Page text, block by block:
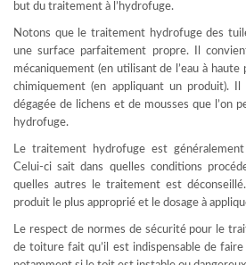
but du traitement à l’hydrofuge.
Notons que le traitement hydrofuge des
une surface parfaitement propre. Il
mécaniquement (en utilisant de l’eau à
chimiquement (en appliquant un produit).
dégagée de lichens et de mousses que l’on
hydrofuge.
Le traitement hydrofuge est
Celui-ci sait dans quelles conditions
quelles autres le traitement est
produit le plus approprié et le dosage à
Le respect de normes de sécurité pour le
de toiture fait qu’il est indispensable de